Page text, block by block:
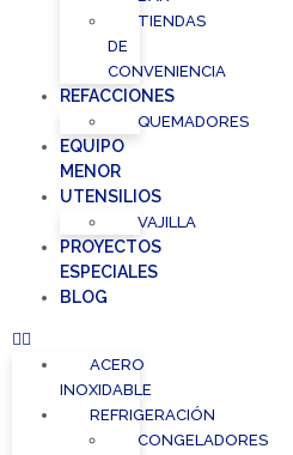
TIENDAS
DE
CONVENIENCIA
REFACCIONES
QUEMADORES
EQUIPO
MENOR
UTENSILIOS
VAJILLA
PROYECTOS
ESPECIALES
BLOG
ACERO
INOXIDABLE
REFRIGERACIÓN
CONGELADORES